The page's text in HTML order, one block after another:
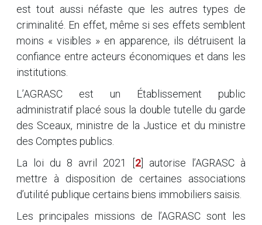
est tout aussi néfaste que les autres types de
criminalité. En effet, même si ses effets semblent
moins « visibles » en apparence, ils détruisent la
confiance entre acteurs économiques et dans les
institutions.
L’AGRASC est un Établissement public
administratif placé sous la double tutelle du garde
des Sceaux, ministre de la Justice et du ministre
des Comptes publics.
La loi du 8 avril 2021
2
autorise l’AGRASC à
mettre à disposition de certaines associations
d’utilité publique certains biens immobiliers saisis.
Les principales missions de l’AGRASC sont les